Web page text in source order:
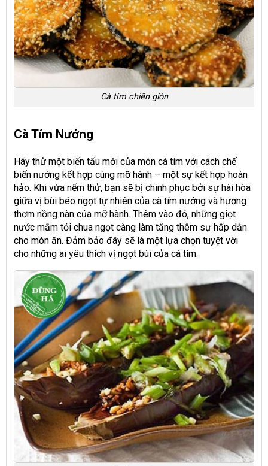
Cà tím chiên giòn
Cà Tím Nướng
Hãy thử một biến tấu mới của món cà tím với cách chế
biến nướng kết hợp cùng mỡ hành – một sự kết hợp hoàn
hảo. Khi vừa nếm thử, bạn sẽ bị chinh phục bởi sự hài hòa
giữa vị bùi béo ngọt tự nhiên của cà tím nướng và hương
thơm nồng nàn của mỡ hành. Thêm vào đó, những giọt
nước mắm tỏi chua ngọt càng làm tăng thêm sự hấp dẫn
cho món ăn. Đảm bảo đây sẽ là một lựa chọn tuyệt vời
cho những ai yêu thích vị ngọt bùi của cà tím.